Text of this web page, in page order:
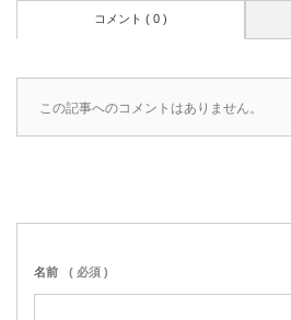
コメント ( 0 )
この記事へのコメントはありません。
名前 ( 必須 )